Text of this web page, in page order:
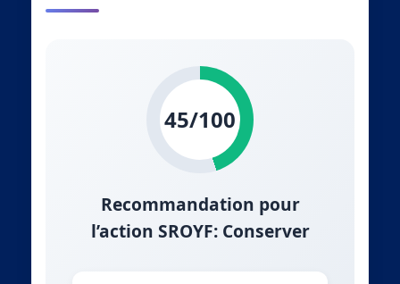
45/100
Recommandation pour
l’action SROYF: Conserver